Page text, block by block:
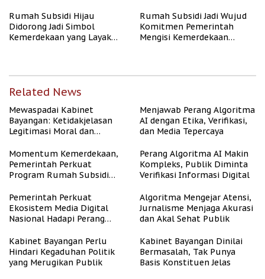
Rumah Subsidi Hijau
Didorong Jadi Simbol
Kemerdekaan yang Layak
Rumah Subsidi Jadi Wujud
Komitmen Pemerintah
Mengisi Kemerdekaan
Related News
Mewaspadai Kabinet
Bayangan: Ketidakjelasan
Legitimasi Moral dan
Menjawab Perang Algoritma
AI dengan Etika, Verifikasi,
dan Media Tepercaya
Momentum Kemerdekaan,
Pemerintah Perkuat
Program Rumah Subsidi
Berpenghasilan Rendah
Perang Algoritma AI Makin
Kompleks, Publik Diminta
Verifikasi Informasi Digital
Pemerintah Perkuat
Ekosistem Media Digital
Nasional Hadapi Perang
Algoritma Mengejar Atensi,
Jurnalisme Menjaga Akurasi
dan Akal Sehat Publik
Kabinet Bayangan Perlu
Hindari Kegaduhan Politik
yang Merugikan Publik
Kabinet Bayangan Dinilai
Bermasalah, Tak Punya
Basis Konstituen Jelas